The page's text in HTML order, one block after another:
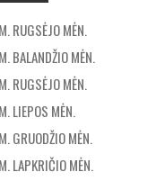
RUGSĖJO MĖN.
BALANDŽIO MĖN.
RUGSĖJO MĖN.
LIEPOS MĖN.
GRUODŽIO MĖN.
LAPKRIČIO MĖN.